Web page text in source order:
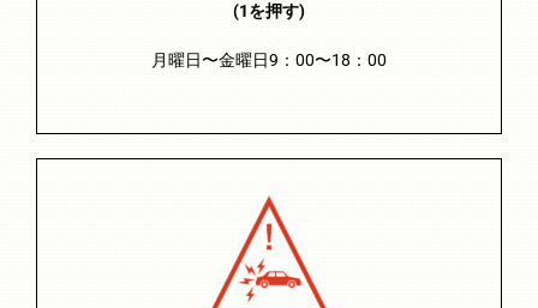
(1を押す)
月曜日〜金曜日9：00〜18：00